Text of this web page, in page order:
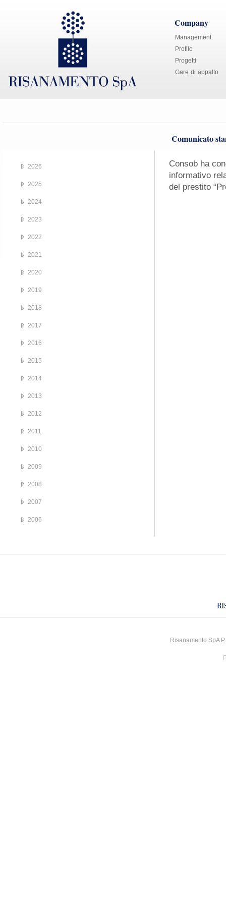
Company
Management
Profilo
Progetti
Gare di appalto
Comunicato
Consob ha
informativo
del prestito
2026
2025
2024
2023
2022
2021
2020
2019
2018
2017
2016
2015
2014
2013
2012
2011
2010
2009
2008
2007
2006
Risanamento SpA